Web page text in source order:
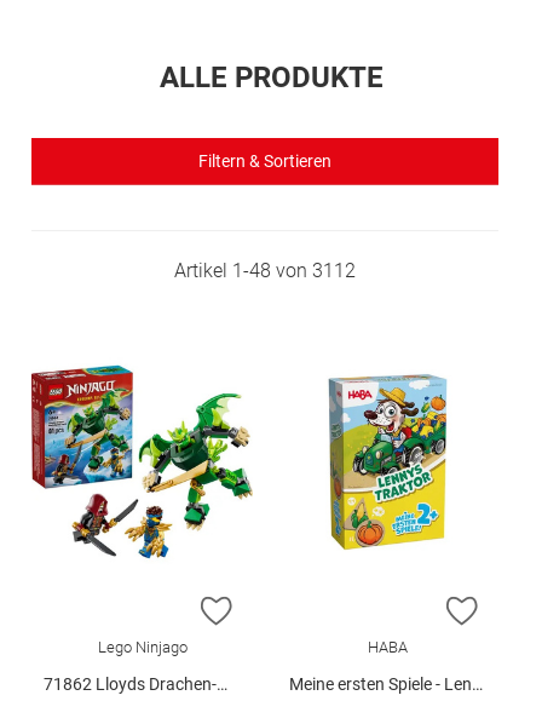
ALLE PRODUKTE
Filtern & Sortieren
Artikel 1 -48 von 3112
ZUR WUNSCHLISTE HINZUFÜGEN
Lego Ninjago
71862 Lloyds Drachen-Mech Battle Set V29
ZUR
HABA
Meine ersten Spiele - Lennys Traktor